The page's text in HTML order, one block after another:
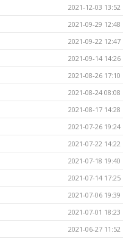
2021-12-03 13:52
2021-09-29 12:48
2021-09-22 12:47
2021-09-14 14:26
2021-08-26 17:10
2021-08-24 08:08
2021-08-17 14:28
2021-07-26 19:24
2021-07-22 14:22
2021-07-18 19:40
2021-07-14 17:25
2021-07-06 19:39
2021-07-01 18:23
2021-06-27 11:52